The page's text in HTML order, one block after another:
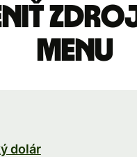
menu
dolár